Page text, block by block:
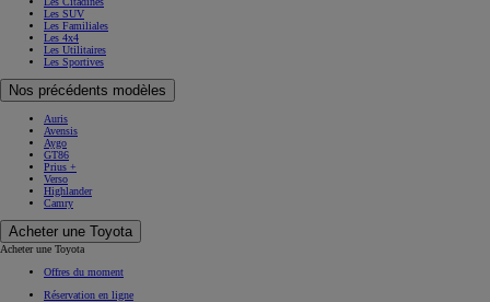
Les SUV
Les Familiales
Les 4x4
Les Utilitaires
Les Sportives
Nos précédents modèles
Auris
Avensis
Aygo
GT86
Prius +
Verso
Highlander
Camry
Acheter une Toyota
Acheter une Toyota
Offres du moment
Réservation en ligne